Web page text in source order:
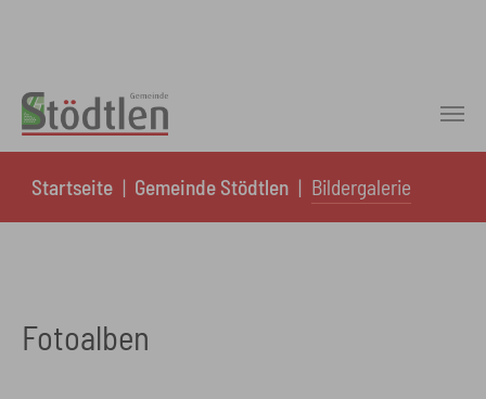
Startseite Gemeinde Stödtlen Bildergalerie
Fotoalben